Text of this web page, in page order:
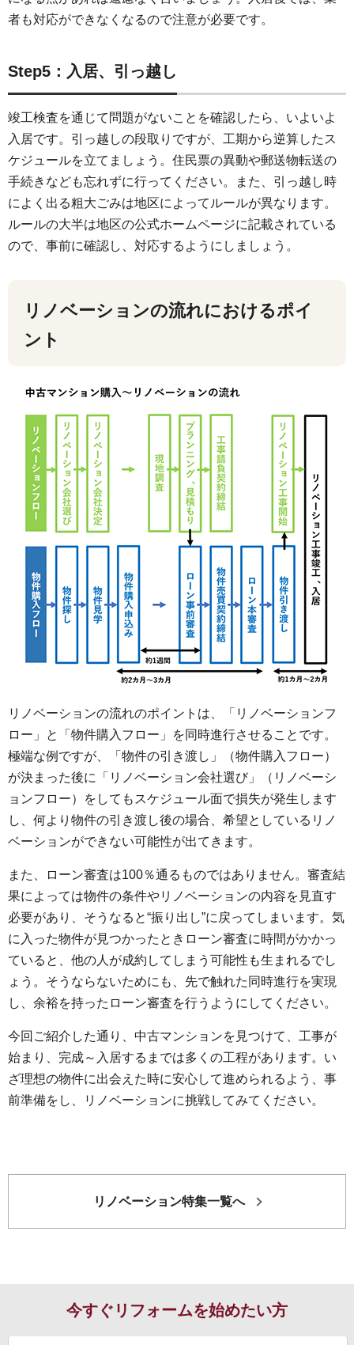
者も対応ができなくなるので注意が必要です。
Step5：入居、引っ越し
竣工検査を通じて問題がないことを確認したら、いよいよ
入居です。引っ越しの段取りですが、工期から逆算したス
ケジュールを立てましょう。住民票の異動や郵送物転送の
手続きなども忘れずに行ってください。また、引っ越し時
によく出る粗大ごみは地区によってルールが異なります。
ルールの大半は地区の公式ホームページに記載されている
ので、事前に確認し、対応するようにしましょう。
リノベーションの流れにおけるポイ
ント
リノベーションの流れのポイントは、「リノベーションフ
ロー」と「物件購入フロー」を同時進行させることです。
極端な例ですが、「物件の引き渡し」（物件購入フロー）
が決まった後に「リノベーション会社選び」（リノベーシ
ョンフロー）をしてもスケジュール面で損失が発生します
し、何より物件の引き渡し後の場合、希望としているリノ
ベーションができない可能性が出てきます。
また、ローン審査は100％通るものではありません。審査結
果によっては物件の条件やリノベーションの内容を見直す
必要があり、そうなると“振り出し”に戻ってしまいます。気
に入った物件が見つかったときローン審査に時間がかかっ
ていると、他の人が成約してしまう可能性も生まれるでし
ょう。そうならないためにも、先で触れた同時進行を実現
し、余裕を持ったローン審査を行うようにしてください。
今回ご紹介した通り、中古マンションを見つけて、工事が
始まり、完成～入居するまでは多くの工程があります。い
ざ理想の物件に出会えた時に安心して進められるよう、事
前準備をし、リノベーションに挑戦してみてください。
リノベーション特集一覧へ
今すぐリフォームを始めたい方